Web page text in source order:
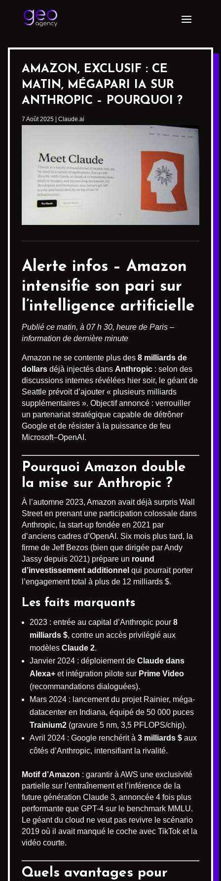
AMAZON, EXCLUSIF : CE
MATIN, MÉGAPARI IA SUR
ANTHROPIC – POURQUOI ?
7 Août 2025 Claude.ai
Alerte infos – Amazon
intensifie son pari sur
l’intelligence artificielle
Publié ce matin, à 07 h 30, heure de Paris –
information de dernière minute
Amazon ne se contente plus des 8 milliards de
dollars déjà injectés dans Anthropic : selon des
discussions internes révélées hier soir, le géant de
Seattle prévoit d’ajouter « plusieurs milliards
supplémentaires ». Objectif annoncé : verrouiller
un partenariat stratégique capable de détrôner
Google et de résister à la puissance de feu
Microsoft–OpenAI.
Pourquoi Amazon double
la mise sur Anthropic ?
À l’automne 2023, Amazon avait déjà surpris Wall
Street en prenant une participation colossale dans
Anthropic, la start-up fondée en 2021 par
d’anciens cadres d’OpenAI. Six mois plus tard, la
firme de Jeff Bezos (bien que dirigée par Andy
Jassy depuis 2021) prépare un round
d’investissement additionnel qui pourrait porter
l’engagement total à plus de 12 milliards $.
Les faits marquants
2023 : entrée au capital d’Anthropic pour 8
milliards $, contre un accès privilégié aux
modèles Claude 2.
Janvier 2024 : déploiement de Claude dans
Alexa+ et intégration pilote sur Prime Video
(recommandations dialoguées).
Mars 2024 : lancement du projet Rainier, méga-
datacenter en Indiana, équipé de 50 000 puces
Trainium2 (gravure 5 nm, 3,5 PFLOPS/chip).
Avril 2024 : Google renchérit à 3 milliards $ aux
côtés d’Anthropic, intensifiant la rivalité.
Motif d’Amazon : garantir à AWS une exclusivité
partielle sur l’entraînement et l’inférence de la
future génération Claude 3, annoncée 4 fois plus
performante que GPT-4 sur le benchmark MMLU.
Le géant du cloud ne veut pas revivre le scénario
2019 où il avait manqué le coche avec TikTok et la
vidéo courte.
Quels avantages pour